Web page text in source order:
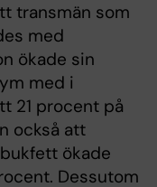
transmän som
med
ökade sin
med i
21 procent på
också att
ökade
Dessutom